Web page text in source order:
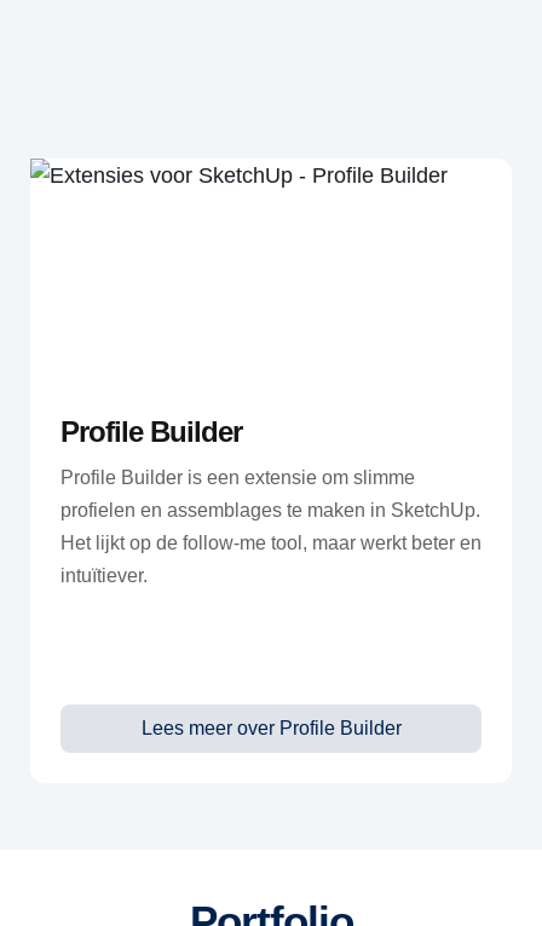
Profile Builder
Profile Builder is een extensie om slimme
profielen en assemblages te maken in SketchUp.
Het lijkt op de follow-me tool, maar werkt beter en
intuïtiever.
Lees meer over Profile Builder